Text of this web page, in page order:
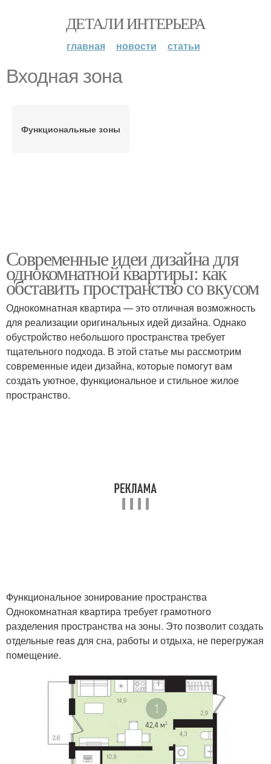
ДЕТАЛИ ИНТЕРЬЕРА
главная новости статьи
Входная зона
Функциональные зоны
Современные идеи дизайна для
однокомнатной квартиры: как
обставить пространство со вкусом
Однокомнатная квартира — это отличная возможность
для реализации оригинальных идей дизайна. Однако
обустройство небольшого пространства требует
тщательного подхода. В этой статье мы рассмотрим
современные идеи дизайна, которые помогут вам
создать уютное, функциональное и стильное жилое
пространство.
Функциональное зонирование пространства
Однокомнатная квартира требует грамотного
разделения пространства на зоны. Это позволит создать
отдельные reas для сна, работы и отдыха, не перегружая
помещение.